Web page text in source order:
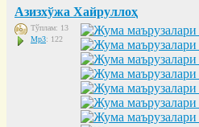
Азизхўжа Хайруллоҳ
Тўплам: 13
Mp3: 122